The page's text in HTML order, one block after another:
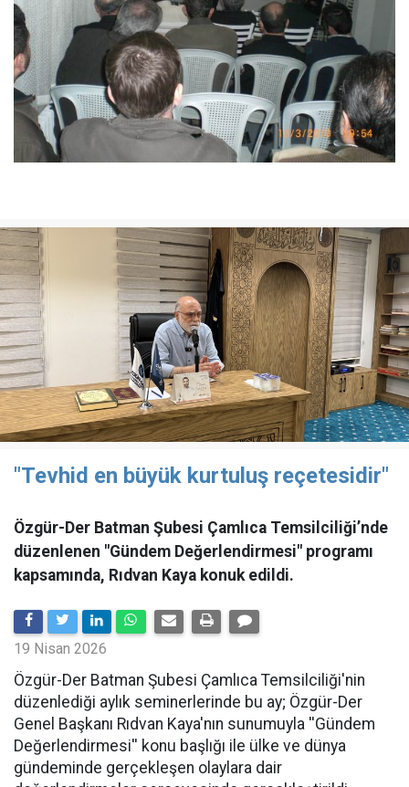
"Tevhid en büyük kurtuluş reçetesidir"
Özgür-Der Batman Şubesi Çamlıca Temsilciliği’nde
düzenlenen "Gündem Değerlendirmesi" programı
kapsamında, Rıdvan Kaya konuk edildi.
19 Nisan 2026
​Özgür-Der Batman Şubesi Çamlıca Temsilciliği'nin
düzenlediği aylık seminerlerinde bu ay; Özgür-Der
Genel Başkanı Rıdvan Kaya'nın sunumuyla ''Gündem
Değerlendirmesi'' konu başlığı ile ülke ve dünya
gündeminde gerçekleşen olaylara dair